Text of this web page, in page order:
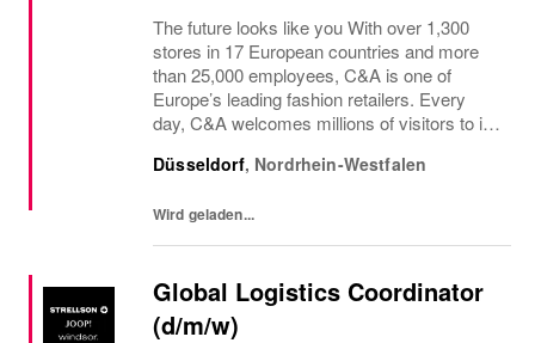
The future looks like you With over 1,300
stores in 17 European countries and more
than 25,000 employees, C&A is one of
Europe’s leading fashion retailers. Every
day, C&A welcomes millions of visitors to its
offers quality and long-lasting fashion at...
Düsseldorf, Nordrhein-Westfalen
Wird geladen...
Global Logistics Coordinator
(d/m/w)